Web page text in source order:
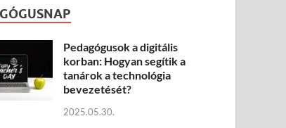
Pedagógusok a digitális
korban: Hogyan segítik a
tanárok a technológia
bevezetését?
2025.05.30.